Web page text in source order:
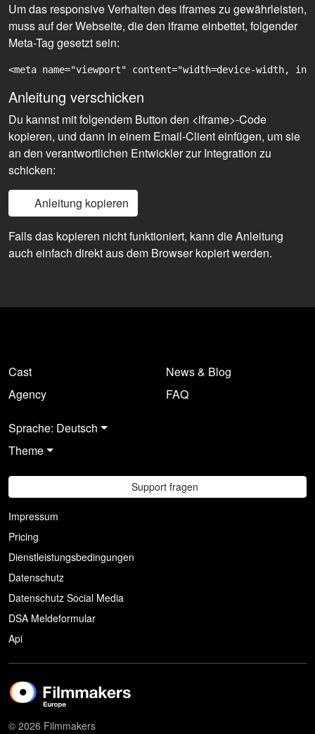
Um das responsive Verhalten des iframes zu gewährleisten,
muss auf der Webseite, die den iframe einbettet, folgender
Meta-Tag gesetzt sein:
<meta name="viewport" content="width=device-width,
Anleitung verschicken
Du kannst mit folgendem Button den <iframe>-Code
kopieren, und dann in einem Email-Client einfügen, um sie
an den verantwortlichen Entwickler zur Integration zu
schicken:
Anleitung kopieren
Falls das kopieren nicht funktioniert, kann die Anleitung
auch einfach direkt aus dem Browser kopiert werden.
Cast
Agency
News & Blog
FAQ
Sprache: Deutsch
Theme
Support fragen
Impressum
Pricing
Dienstleistungsbedingungen
Datenschutz
Datenschutz Social Media
DSA Meldeformular
Api
© 2026 Filmmakers